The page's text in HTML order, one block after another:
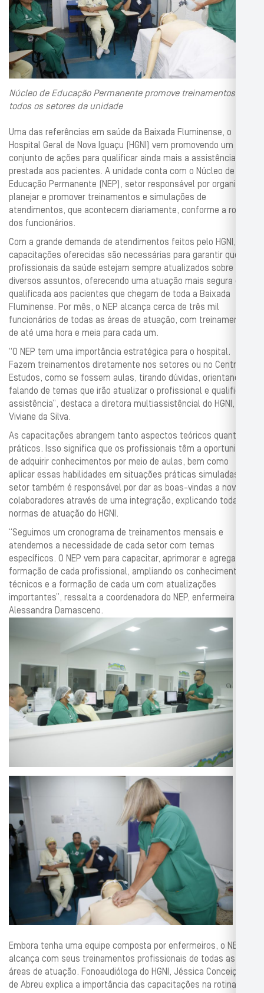
Núcleo de Educação Permanente promove treinamentos em
todos os setores da unidade
Uma das referências em saúde da Baixada Fluminense, o
Hospital Geral de Nova Iguaçu (HGNI) vem promovendo um
conjunto de ações para qualificar ainda mais a assistência
prestada aos pacientes. A unidade conta com o Núcleo de
Educação Permanente (NEP), setor responsável por organizar,
planejar e promover treinamentos e simulações de
atendimentos, que acontecem diariamente, conforme a rotina
dos funcionários.
Com a grande demanda de atendimentos feitos pelo HGNI, as
capacitações oferecidas são necessárias para garantir que os
profissionais da saúde estejam sempre atualizados sobre
diversos assuntos, oferecendo uma atuação mais segura e
qualificada aos pacientes que chegam de toda a Baixada
Fluminense. Por mês, o NEP alcança cerca de três mil
funcionários de todas as áreas de atuação, com treinamentos
de até uma hora e meia para cada um.
“O NEP tem uma importância estratégica para o hospital.
Fazem treinamentos diretamente nos setores ou no Centro de
Estudos, como se fossem aulas, tirando dúvidas, orientando e
falando de temas que irão atualizar o profissional e qualificar a
assistência”, destaca a diretora multiassistêncial do HGNI,
Viviane da Silva.
As capacitações abrangem tanto aspectos teóricos quanto
práticos. Isso significa que os profissionais têm a oportunidade
de adquirir conhecimentos por meio de aulas, bem como
aplicar essas habilidades em situações práticas simuladas. O
setor também é responsável por dar as boas-vindas a novos
colaboradores através de uma integração, explicando todas as
normas de atuação do HGNI.
“Seguimos um cronograma de treinamentos mensais e
atendemos a necessidade de cada setor com temas
específicos. O NEP vem para capacitar, aprimorar e agregar na
formação de cada profissional, ampliando os conhecimentos
técnicos e a formação de cada um com atualizações
importantes”, ressalta a coordenadora do NEP, enfermeira
Alessandra Damasceno.
Embora tenha uma equipe composta por enfermeiros, o NEP
alcança com seus treinamentos profissionais de todas as
áreas de atuação. Fonoaudióloga do HGNI, Jéssica Conceição
de Abreu explica a importância das capacitações na rotina dos